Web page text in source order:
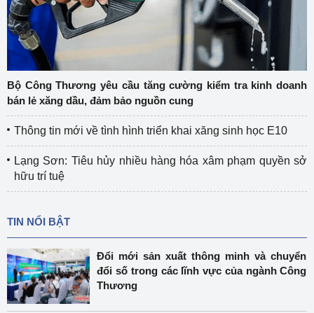
Bộ Công Thương yêu cầu tăng cường kiểm tra kinh doanh
bán lẻ xăng dầu, đảm bảo nguồn cung
Thông tin mới về tình hình triển khai xăng sinh học E10
Lạng Sơn: Tiêu hủy nhiều hàng hóa xâm phạm quyền sở
hữu trí tuệ
TIN NỔI BẬT
Đổi mới sản xuất thông minh và chuyển
đổi số trong các lĩnh vực của ngành Công
Thương